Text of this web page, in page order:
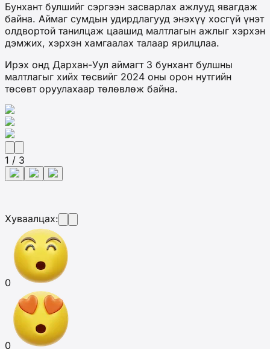
Бунхант булшийг сэргээн засварлах ажлууд явагдаж
байна. Аймаг сумдын удирдлагууд энэхүү хосгүй үнэт
олдвортой танилцаж цаашид малтлагын ажлыг хэрхэн
дэмжих, хэрхэн хамгаалах талаар ярилцлаа.
Ирэх онд Дархан-Уул аймагт 3 бунхант булшны
малтлагыг хийх төсвийг 2024 оны орон нутгийн
төсөвт оруулахаар төлөвлөж байна.
1 / 3
Хуваалцах:
0
0